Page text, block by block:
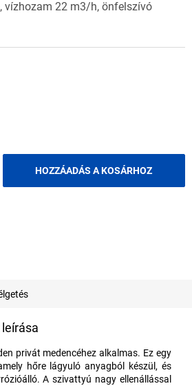
HOZZÁADÁS A KOSÁRHOZ
vízhozam 22 m3/h, önfelszívó
privát medencéhez alkalmas. Ez egy
hőre lágyuló anyagból készül, és
A szivattyú nagy ellenállással